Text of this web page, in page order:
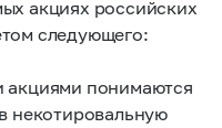
акциях российских
следующего:
понимаются
некотировальную